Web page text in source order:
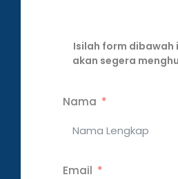
Isilah form dibawah
akan segera
Nama
Email